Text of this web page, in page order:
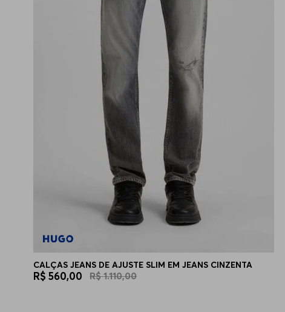
CALÇAS JEANS DE AJUSTE SLIM EM JEANS CINZENTA
R$ 560,00 R$ 1.110,00